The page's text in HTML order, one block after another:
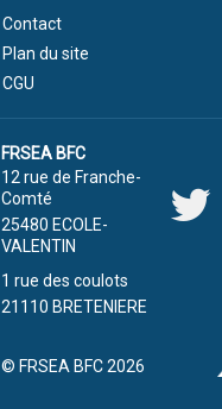
Contact
Plan du site
CGU
FRSEA BFC
12 rue de Franche-
Comté
25480 ECOLE-
VALENTIN
1 rue des coulots
21110 BRETENIERE
© FRSEA BFC 2026